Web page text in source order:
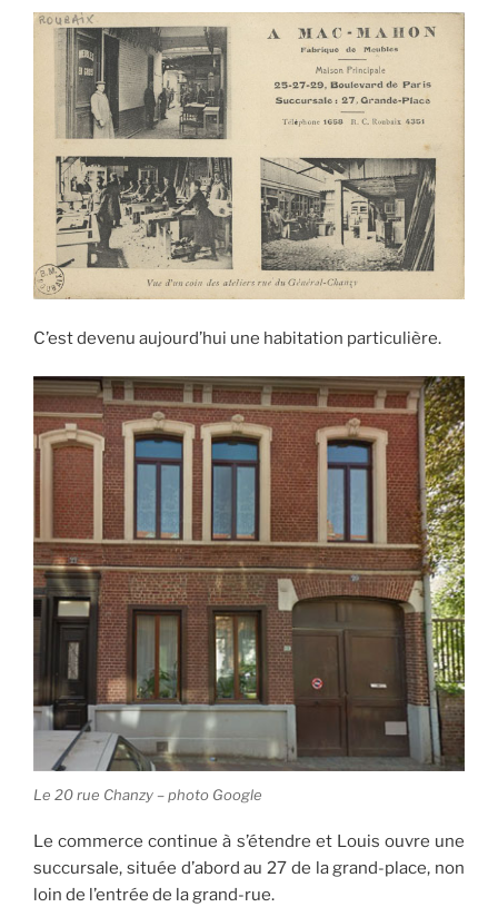
C’est devenu aujourd’hui une habitation particulière.
Le 20 rue Chanzy – photo Google
Le commerce continue à s’étendre et Louis ouvre une
succursale, située d’abord au 27 de la grand-place, non
loin de l’entrée de la grand-rue.